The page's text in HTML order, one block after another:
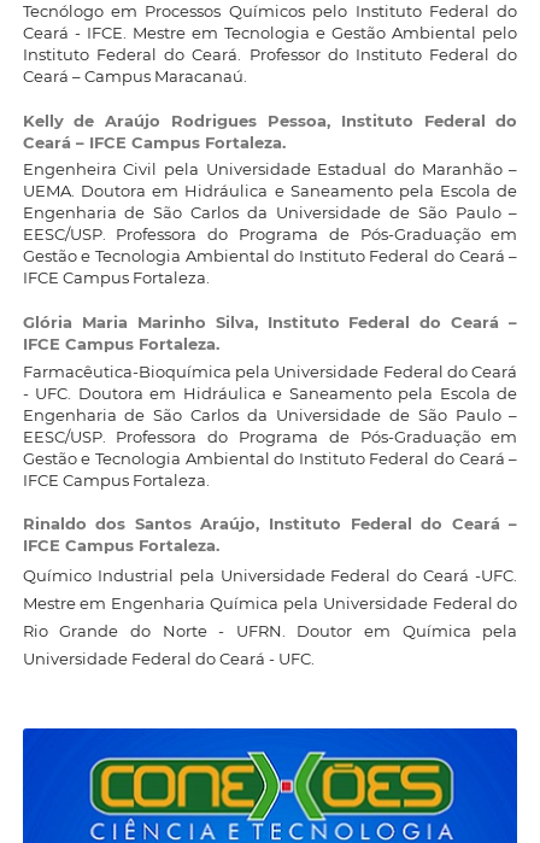
Tecnólogo em Processos Químicos pelo Instituto Federal do
Ceará - IFCE. Mestre em Tecnologia e Gestão Ambiental pelo
Instituto Federal do Ceará. Professor do Instituto Federal do
Ceará – Campus Maracanaú.
Kelly de Araújo Rodrigues Pessoa, Instituto Federal do
Ceará – IFCE Campus Fortaleza.
Engenheira Civil pela Universidade Estadual do Maranhão –
UEMA. Doutora em Hidráulica e Saneamento pela Escola de
Engenharia de São Carlos da Universidade de São Paulo –
EESC/USP. Professora do Programa de Pós-Graduação em
Gestão e Tecnologia Ambiental do Instituto Federal do Ceará –
IFCE Campus Fortaleza.
Glória Maria Marinho Silva, Instituto Federal do Ceará –
IFCE Campus Fortaleza.
Farmacêutica-Bioquímica pela Universidade Federal do Ceará
- UFC. Doutora em Hidráulica e Saneamento pela Escola de
Engenharia de São Carlos da Universidade de São Paulo –
EESC/USP. Professora do Programa de Pós-Graduação em
Gestão e Tecnologia Ambiental do Instituto Federal do Ceará –
IFCE Campus Fortaleza.
Rinaldo dos Santos Araújo, Instituto Federal do Ceará –
IFCE Campus Fortaleza.
Químico Industrial pela Universidade Federal do Ceará -UFC.
Mestre em Engenharia Química pela Universidade Federal do
Rio Grande do Norte - UFRN. Doutor em Química pela
Universidade Federal do Ceará - UFC.